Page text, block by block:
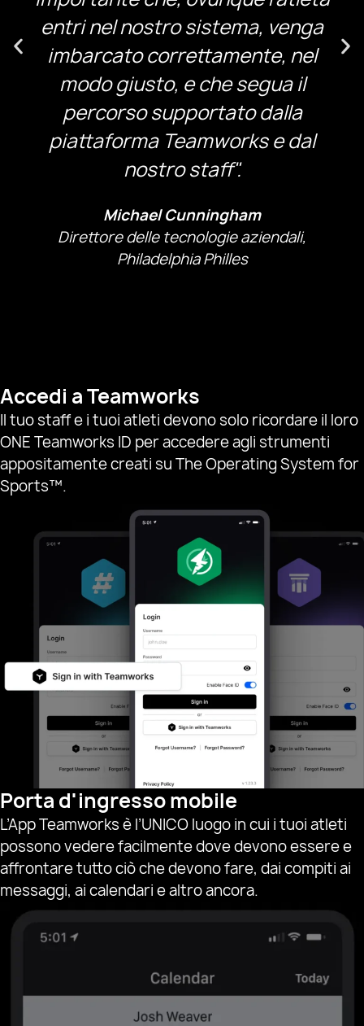
entri nel nostro sistema, venga
imbarcato correttamente, nel
modo giusto, e che segua il
percorso supportato dalla
piattaforma Teamworks e dal
nostro staff".
Michael Cunningham
Direttore delle tecnologie aziendali,
Philadelphia Philles
Accedi a Teamworks
Il tuo staff e i tuoi atleti devono solo ricordare il loro
ONE Teamworks ID per accedere agli strumenti
appositamente creati su The Operating System for
Sports™.
Porta d'ingresso mobile
L’App Teamworks è l’UNICO luogo in cui i tuoi atleti
possono vedere facilmente dove devono essere e
affrontare tutto ciò che devono fare, dai compiti ai
messaggi, ai calendari e altro ancora.